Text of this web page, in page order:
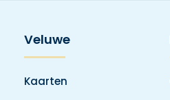
Veluwe
Kaarten